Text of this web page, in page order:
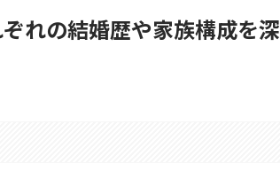
れの結婚歴や家族構成を深